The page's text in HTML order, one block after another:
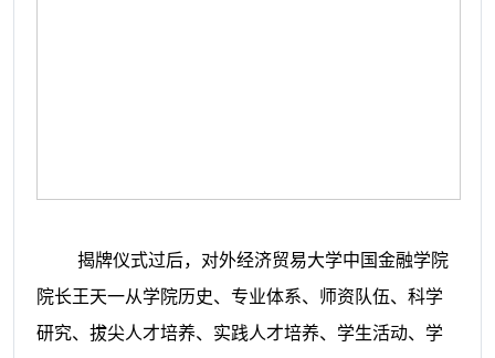
揭牌仪式过后，对外经济贸易大学中国金融学院
院长王天一从学院历史、专业体系、师资队伍、科学
研究、拔尖人才培养、实践人才培养、学生活动、学